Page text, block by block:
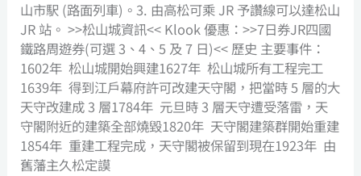
山市駅 (路面列車)。3. 由高松可乘 JR 予讚線可以達松山
JR 站。 >>松山城資訊<< Klook 優惠：>>7日券JR四國
鐵路周遊券(可選 3、4、5 及 7 日)<< 歷史 主要事件：
1602年 松山城開始興建1627年 松山城所有工程完工
1639年 得到江戶幕府許可改建天守閣，把當時 5 層的大
天守改建成 3 層1784年 元旦時 3 層天守遭受落雷，天
守閣附近的建築全部燒毀1820年 天守閣建築群開始重建
1854年 重建工程完成，天守閣被保留到現在1923年 由
舊藩主久松定謨